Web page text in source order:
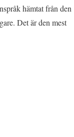
hämtat från den
Det är den mest